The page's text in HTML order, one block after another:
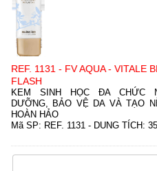
REF. 1131 - FV AQUA - VITALE
FLASH
KEM SINH HỌC ĐA CHỨC
DƯỠNG, BẢO VỆ DA VÀ TẠO
HOÀN HẢO
Mã SP: REF. 1131 - DUNG TÍCH: